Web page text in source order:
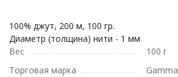
100% джут, 200 м, 100 гр.
Диаметр (толщина) нити - 1 мм
Вес
100 г
Торговая марка
Gamma